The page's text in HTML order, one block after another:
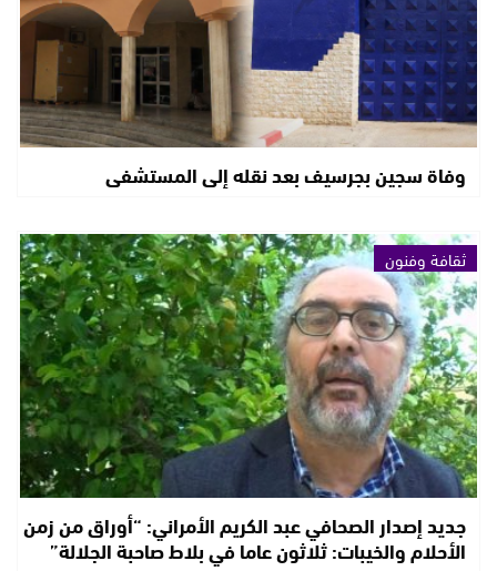
وفاة سجين بجرسيف بعد نقله إلى المستشفى
ثقافة وفنون
جديد إصدار الصحافي عبد الكريم الأمراني: “أوراق من زمن
الأحلام والخيبات: ثلاثون عاما في بلاط صاحبة الجلالة”